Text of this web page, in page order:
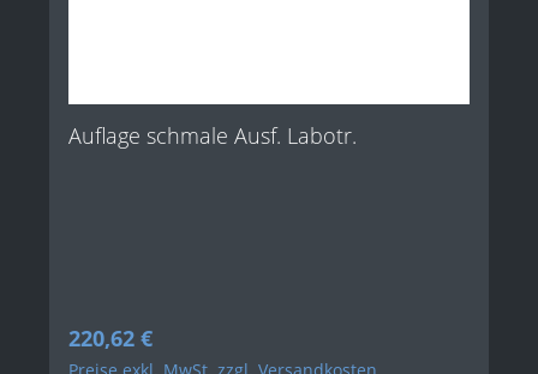
Auflage schmale Ausf. Labotr.
Regulärer Preis:
220,62 €